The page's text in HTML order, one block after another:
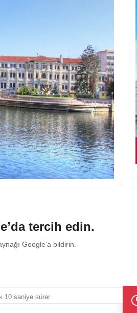
tercih edin.
Google’a bildirin.
10 saniye sürer.